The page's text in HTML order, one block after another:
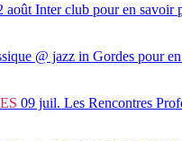
août Inter club pour en savoir
@ jazz in Gordes pour
09 juil. Les Rencontres